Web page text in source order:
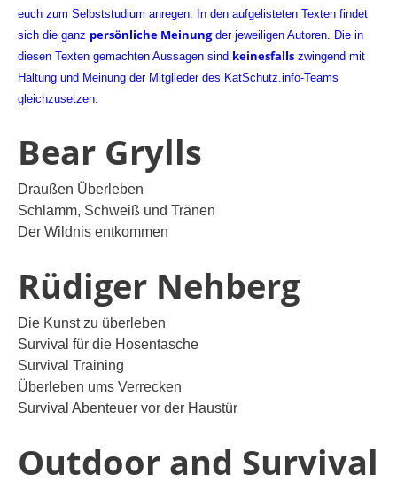
euch zum Selbststudium anregen. In den aufgelisteten Texten findet
sich die ganz persönliche Meinungder jeweiligen Autoren. Die in
diesen Texten gemachten Aussagen sind keinesfalls zwingend mit
Haltung und Meinung der Mitglieder des KatSchutz.info-Teams
gleichzusetzen.
Bear Grylls
Draußen Überleben
Schlamm, Schweiß und Tränen
Der Wildnis entkommen
Rüdiger Nehberg
Die Kunst zu überleben
Survival für die Hosentasche
Survival Training
Überleben ums Verrecken
Survival Abenteuer vor der Haustür
Outdoor and Survival